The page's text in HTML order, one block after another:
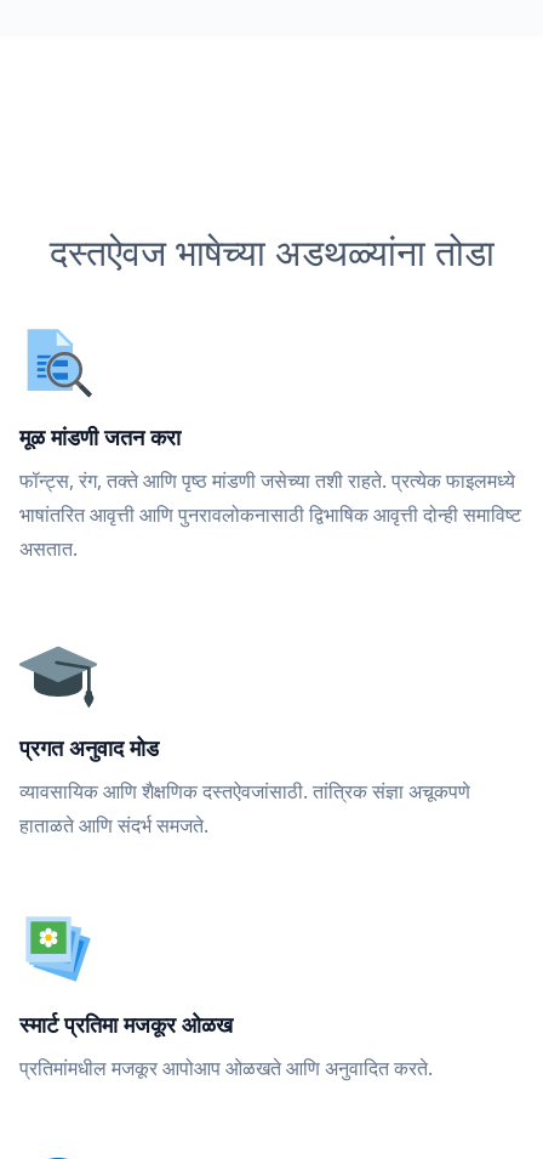
दस्तऐवज भाषेच्या अडथळ्यांना तोडा
मूळ मांडणी जतन करा
फॉन्ट्स, रंग, तक्ते आणि पृष्ठ मांडणी जसेच्या तशी राहते. प्रत्येक फाइलमध्ये
भाषांतरित आवृत्ती आणि पुनरावलोकनासाठी द्विभाषिक आवृत्ती दोन्ही समाविष्ट
असतात.
प्रगत अनुवाद मोड
व्यावसायिक आणि शैक्षणिक दस्तऐवजांसाठी. तांत्रिक संज्ञा अचूकपणे
हाताळते आणि संदर्भ समजते.
स्मार्ट प्रतिमा मजकूर ओळख
प्रतिमांमधील मजकूर आपोआप ओळखते आणि अनुवादित करते.